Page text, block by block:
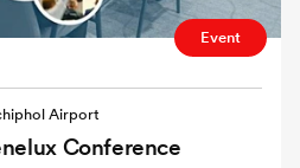
Event
Airport
Conference